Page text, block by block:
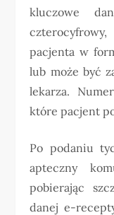
kluczowe
pacjenta w
lub może być
lekarza.
które pacjent
Po podaniu
apteczny
pobierając
danej e-